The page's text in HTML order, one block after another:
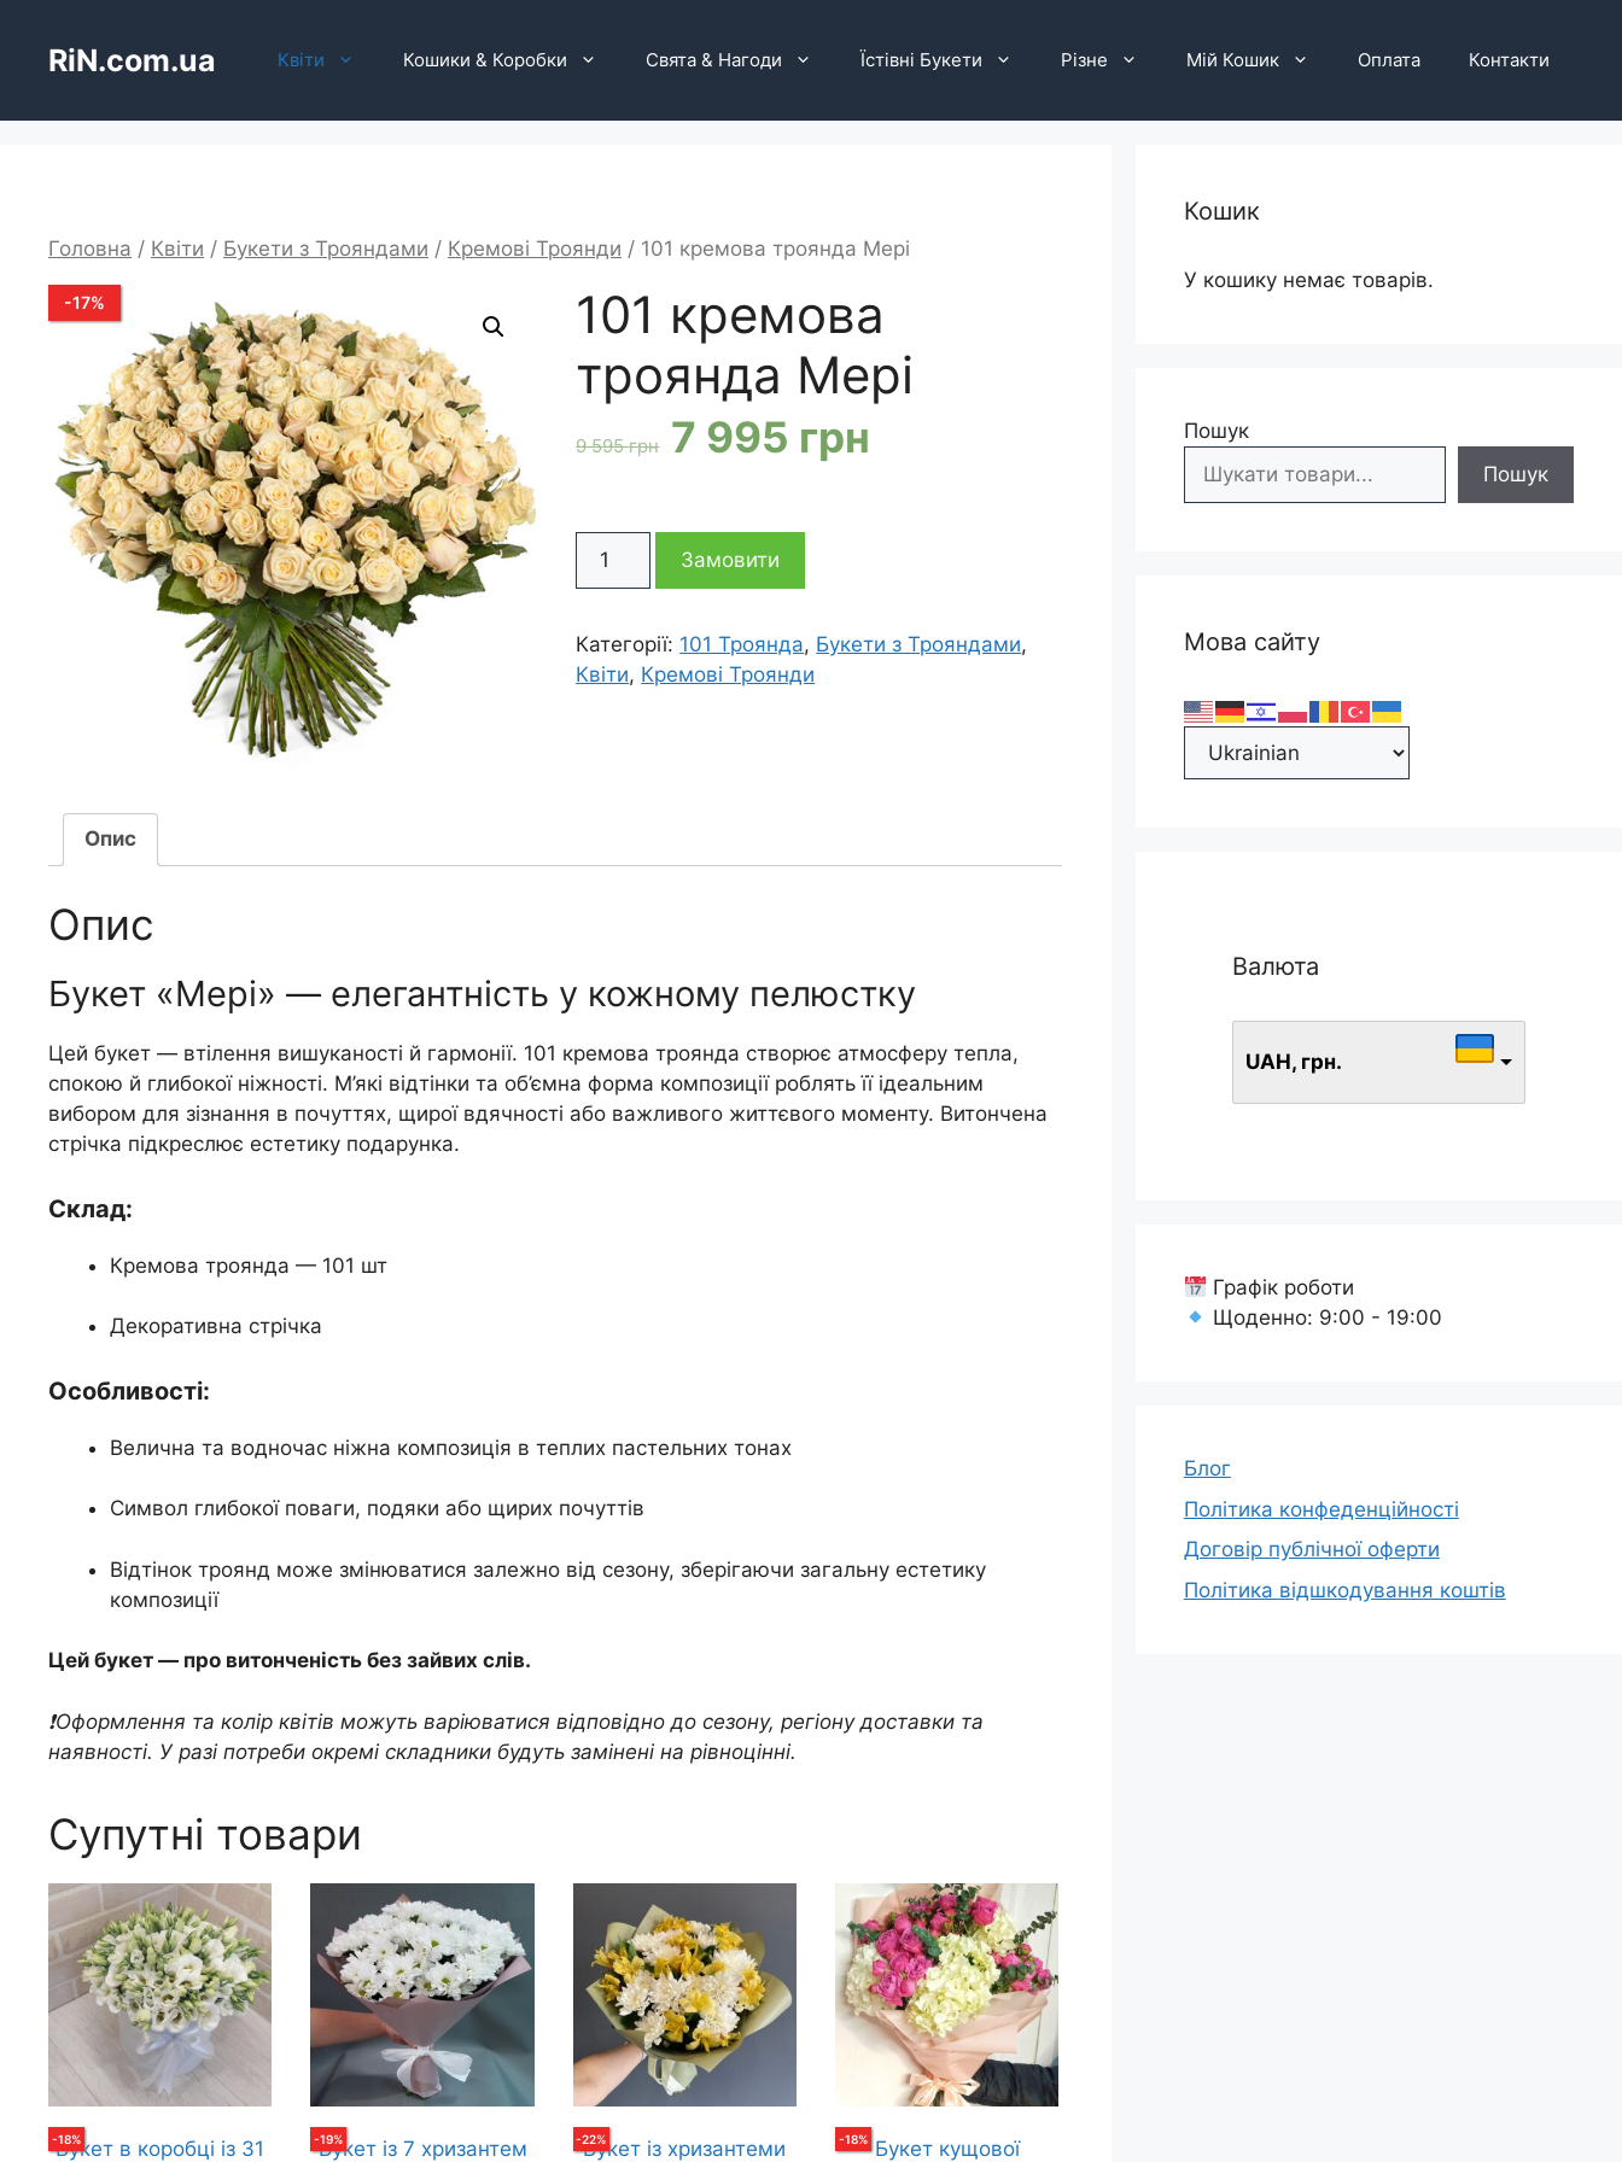
вмістуRiN.com.ua Квіти Кошики & Коробки Свята & Нагоди Їстівні Букети Різне Мій Кошик Оплата Контакти
Головна / Квіти / Букети з Трояндами / Кремові Троянди / 101 кремова троянда Мері
-17%
101 кремова
троянда Мері
9 595грн Оригінальна
9
595 грн
7 995 грн
995 грн
кремова
Мері
кількість
Замовити
Категорії: 101 Троянда, Букети з Трояндами,
Квіти, Кремові Троянди
Опис
Опис
Букет «Мері» — елегантність у кожному пелюстку
Цей букет — втілення вишуканості й гармонії. 101 кремова троянда створює атмосферу тепла,
спокою й глибокої ніжності. М’які відтінки та об’ємна форма композиції роблять її ідеальним
вибором для зізнання в почуттях, щирої вдячності або важливого життєвого моменту. Витончена
стрічка підкреслює естетику подарунка.
Склад:
Кремова троянда — 101 шт
Декоративна стрічка
Особливості:
Велична та водночас ніжна композиція в теплих пастельних тонах
Символ глибокої поваги, подяки або щирих почуттів
Відтінок троянд може змінюватися залежно від сезону, зберігаючи загальну естетику
композиції
Цей букет — про витонченість без зайвих слів.
❗️Оформлення та колір квітів можуть варіюватися відповідно до сезону, регіону доставки та
наявності. У разі потреби окремі складники будуть замінені на рівноцінні.
Супутні товари
-18%
Букет в коробці із 31
-19%
Букет із 7 хризантем
-22%
Букет із хризантеми
-18% Букет кущової
Кошик
У кошику немає товарів.
Пошук
Пошук
Мова сайту
Валюта
UAH, грн.
Графік роботи
Щоденно: 9:00 - 19:00
Блог
Політика конфеденційності
Договір публічної оферти
Політика відшкодування коштів